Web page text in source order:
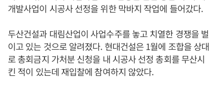
개발사업이 시공사 선정을 위한 막바지 작업에 들어갔다.
두산건설과 대림산업이 사업수주를 놓고 치열한 경쟁을 벌
이고 있는 것으로 알려졌다. 현대건설은 1월에 조합을 상대
로 총회금지 가처분 신청을 내 시공사 선정 총회를 무산시
킨 적이 있는데 재입찰에 참여하지 않았다.